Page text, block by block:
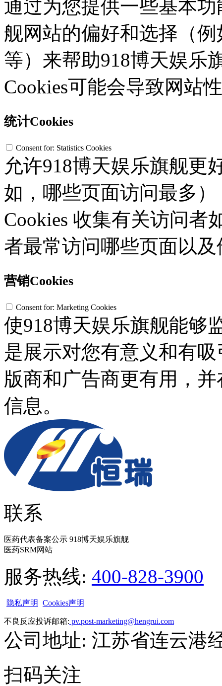
通过为您提供一些基本
舰网站的偏好和选择（
等）来帮助918博天娱乐
Cookies可能会导致网站
统计Cookies
Consent for: Statistics Cookies
允许918博天娱乐旗舰更
如，哪些页面访问最多
Cookies 收集有关访问者
者最常访问哪些页面以
营销Cookies
Consent for: Marketing Cookies
使918博天娱乐旗舰能够
是展示对您有意义和有
版商和广告商更有用，
信息。
联系
医药代表备案公示 918博天娱乐旗舰
医药SRM网站
服务热线: 400-828-3900
隐私声明 Cookies声明
不良反应投诉邮箱: pv.post-marketing@hengrui.com
公司地址: 江苏省连云港
扫码关注